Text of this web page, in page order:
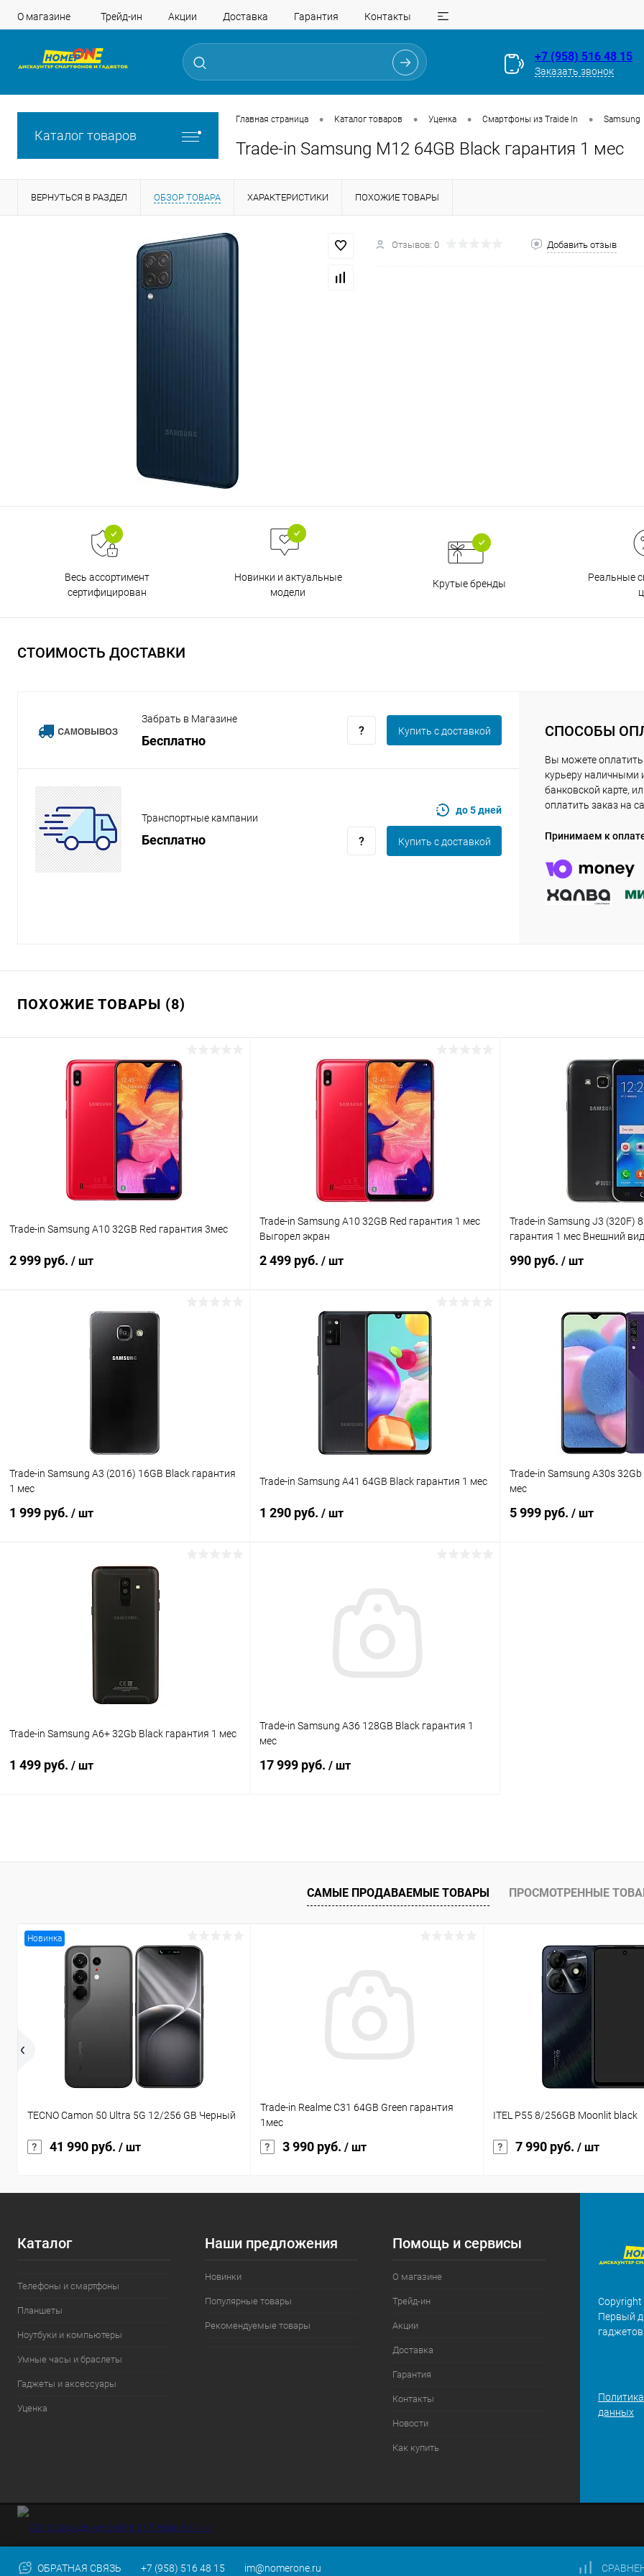
О магазине Трейд-ин Акции Доставка Гарантия Контакты
+7 (958) 516 48 15
Заказать звонок
Каталог товаров
Главная страница • Каталог товаров • Уценка • Смартфоны из Traide In • Samsung
Trade-in Samsung M12 64GB Black гарантия 1 мес
ВЕРНУТЬСЯ В РАЗДЕЛ ОБЗОР ТОВАРА ХАРАКТЕРИСТИКИ ПОХОЖИЕ ТОВАРЫ
Отзывов: 0 Добавить отзыв
Весь ассортимент
сертифицирован
Новинки и актуальные
модели
Крутые бренды
Реальные
СТОИМОСТЬ ДОСТАВКИ
Забрать в Магазине
Бесплатно
Купить c доставкой
Транспортные кампании
Бесплатно
до 5 дней
Купить c доставкой
СПОСОБЫ
Вы можете оплатить
курьеру наличными
банковской карте,
оплатить заказ на
Принимаем к
ПОХОЖИЕ ТОВАРЫ (8)
Trade-in Samsung A10 32GB Red гарантия 3мес
2 999 руб. / шт
В корзину
К сравнению
Trade-in Samsung A10 32GB Red гарантия 1 мес
Выгорел экран
2 499 руб. / шт
В корзину
К сравнению
Под заказ
Trade-in Samsung J3 (320F)
гарантия 1 мес Внешний вид
990 руб. / шт
В
Trade-in Samsung A3 (2016) 16GB Black гарантия
1 мес
1 999 руб. / шт
В корзину
К сравнению
Trade-in Samsung A41 64GB Black гарантия 1 мес
1 290 руб. / шт
Trade-in Samsung A30s
мес
5 999 руб. / шт
Trade-in Samsung A6+ 32Gb Black гарантия 1 мес
1 499 руб. / шт
К сравнению
Trade-in Samsung A36 128GB Black гарантия 1
мес
17 999 руб. / шт
К сравнению
В избранное В наличии
Для клиентов всех банков
Разбейте
% картой любого банка
с вашей картыпо25%каждые 2 недели
раз в 2 недели
САМЫЕ ПРОДАВАЕМЫЕ ТОВАРЫ ПРОСМОТРЕННЫЕ
Новинка
TECNO Camon 50 Ultra 5G 12/256 GB Черный
41 990 руб. / шт
Trade-in Realme C31 64GB Green гарантия
1мес
3 990 руб. / шт
ITEL P55 8/256GB Moonlit black
7 990 руб. / шт
Каталог
Телефоны и смартфоны
Планшеты
Ноутбуки и компьютеры
Умные часы и браслеты
Гаджеты и аксессуары
Уценка
Наши предложения
Новинки
Популярные товары
Рекомендуемые товары
Помощь и сервисы
О магазине
Трейд-ин
Акции
Доставка
Гарантия
Контакты
Новости
Как купить
Copyright
Первый
данных
ОБРАТНАЯ СВЯЗЬ +7 (958) 516 48 15 im@nomerone.ru